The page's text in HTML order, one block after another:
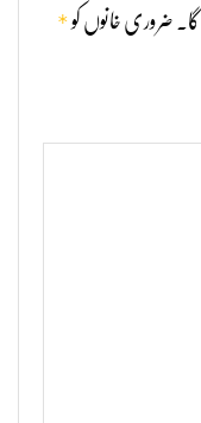
ضروری خانوں کو*